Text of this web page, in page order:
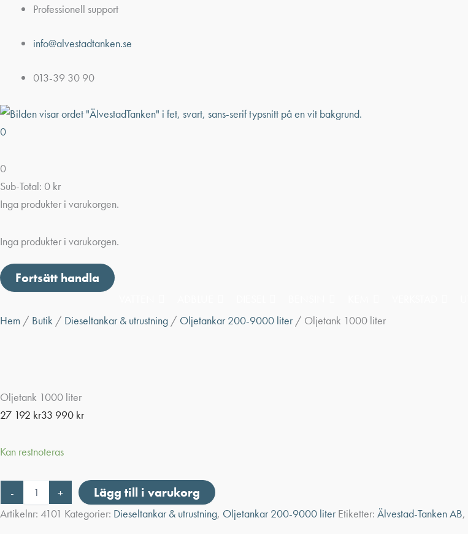
Hoppa
innehåll
Professionell support
info@alvestadtanken.se
013-39 30 90
0
0
Sub-Total: 0 kr
Inga produkter i varukorgen.
Inga produkter i varukorgen.
Fortsätt handla
Hem / Butik / Dieseltankar & utrustning / Oljetankar 200-9000 liter/ Oljetank 1000 liter
Oljetank 1000 liter
27 192 kr33 990 kr
Kan restnoteras
-
1000
liter
+ Lägg till i varukorg
Artikelnr: 4101 Kategorier: Dieseltankar & utrustning, Oljetankar 200-9000 liter Etiketter: Älvestad-Tanken AB,